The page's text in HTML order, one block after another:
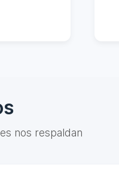
nos respaldan